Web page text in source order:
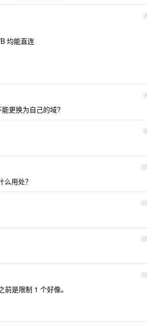
7
均能直连
8
更换为自己的域?
9
10
用处？
11
12
13
是限制 1 个好像。